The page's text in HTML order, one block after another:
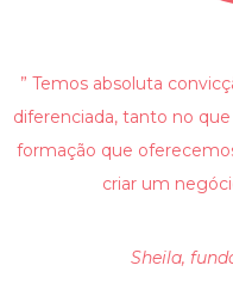
” Temos absoluta
diferenciada, tanto no
formação que
criar um
Sheila,